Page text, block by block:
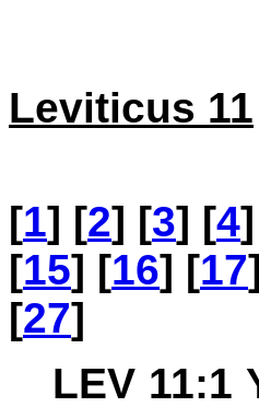
Leviticus 11
[1] [2] [3] [4
[15] [16] [17
[27]
LEV 11:1